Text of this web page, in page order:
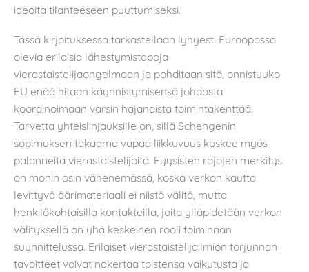
ideoita tilanteeseen puuttumiseksi.
Tässä kirjoituksessa tarkastellaan lyhyesti Euroopassa
olevia erilaisia lähestymistapoja
vierastaistelijaongelmaan ja pohditaan sitä, onnistuuko
EU enää hitaan käynnistymisensä johdosta
koordinoimaan varsin hajanaista toimintakenttää.
Tarvetta yhteislinjauksille on, sillä Schengenin
sopimuksen takaama vapaa liikkuvuus koskee myös
palanneita vierastaistelijoita. Fyysisten rajojen merkitys
on monin osin vähenemässä, koska verkon kautta
levittyvä äärimateriaali ei niistä välitä, mutta
henkilökohtaisilla kontakteilla, joita ylläpidetään verkon
välityksellä on yhä keskeinen rooli toiminnan
suunnittelussa. Erilaiset vierastaistelijailmiön torjunnan
tavoitteet voivat nakertaa toistensa vaikutusta ja